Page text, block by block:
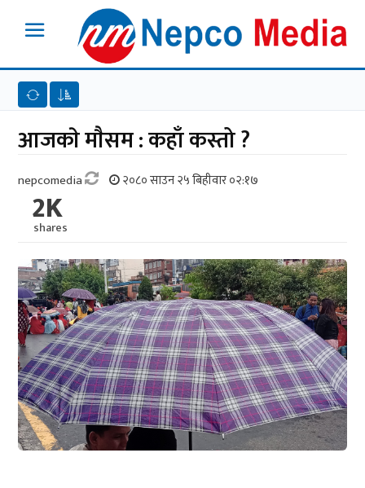
आजकाे माैसम : कहाँ कस्तो ?
nepcomedia २०८० साउन २५ बिहीवार ०२:१७
2K
shares